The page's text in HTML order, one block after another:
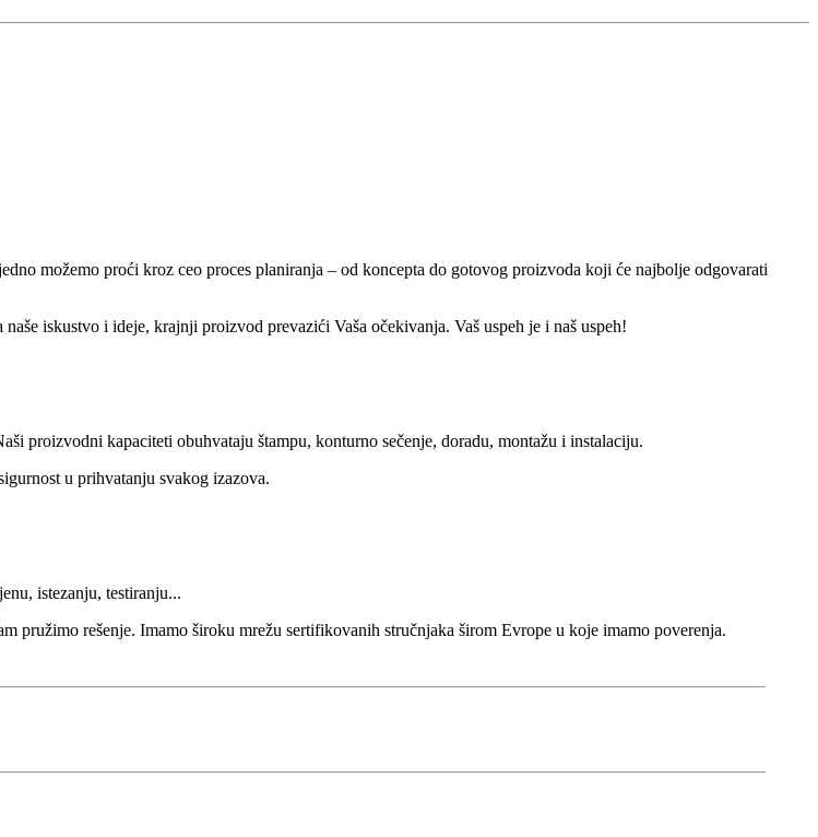
možemo proći kroz ceo proces planiranja ‒ od koncepta do gotovog proizvoda koji će najbolje odgovarati
iskustvo i ideje, krajnji proizvod prevazići Vaša očekivanja. Vaš uspeh je i naš uspeh!
proizvodni kapaciteti obuhvataju štampu, konturno sečenje, doradu, montažu i instalaciju.
u prihvatanju svakog izazova.
istezanju, testiranju...
pružimo rešenje. Imamo široku mrežu sertifikovanih stručnjaka širom Evrope u koje imamo poverenja.